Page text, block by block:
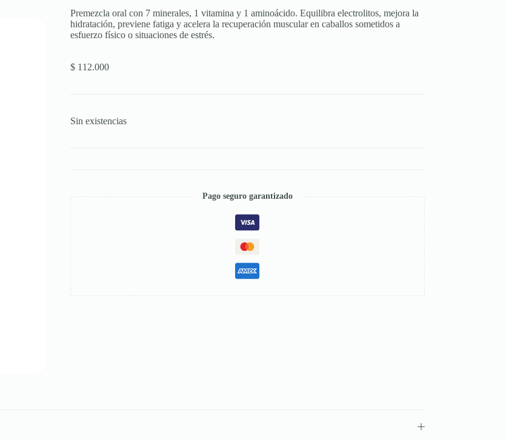
Premezcla oral con 7 minerales, 1 vitamina y 1 aminoácido. Equilibra electrolitos, mejora la
hidratación, previene fatiga y acelera la recuperación muscular en caballos sometidos a
esfuerzo físico o situaciones de estrés.
$112.000
Sin existencias
Pago seguro garantizado